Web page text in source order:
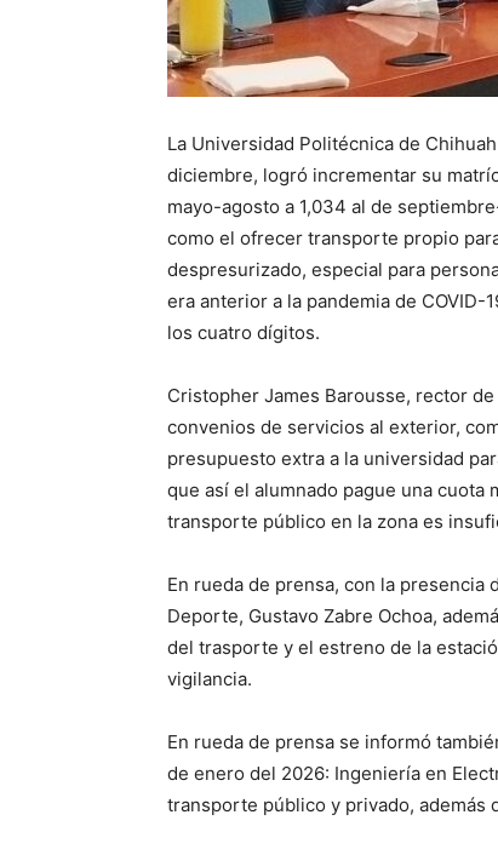
La Universidad Politécnica de
diciembre, logró incrementar su
mayo-agosto a 1,034 al de
como el ofrecer transporte propio
despresurizado, especial para
era anterior a la pandemia de
los cuatro dígitos.
Cristopher James Barousse, rector
convenios de servicios al exterior,
presupuesto extra a la universidad
que así el alumnado pague una cuota
transporte público en la zona es
En rueda de prensa, con la
Deporte, Gustavo Zabre Ochoa,
del trasporte y el estreno de la
vigilancia.
En rueda de prensa se informó
de enero del 2026: Ingeniería en
transporte público y privado, además